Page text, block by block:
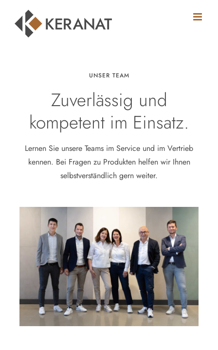
Inhalt
springen
UNSER TEAM
Zuverlässig und
kompetent im Einsatz.
Lernen Sie unsere Teams im Service und im Vertrieb
kennen. Bei Fragen zu Produkten helfen wir Ihnen
selbstverständlich gern weiter.